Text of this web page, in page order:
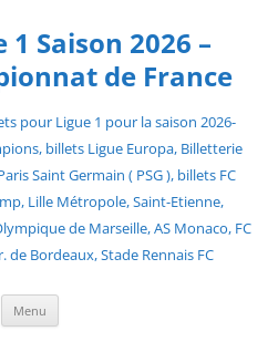
Saison 2026 –
de France
pour Ligue 1 pour la saison 2026-
billets Ligue Europa, Billetterie
Saint Germain ( PSG ), billets FC
Lille Métropole, Saint-Etienne,
de Marseille, AS Monaco, FC
de Bordeaux, Stade Rennais FC
Menu